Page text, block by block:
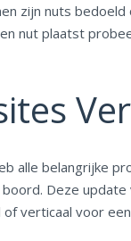
zijn nuts
nut plaatst
alle belangrijke
Deze
of verticaal voor